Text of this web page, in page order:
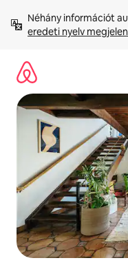
tartalomra
Néhány információt
eredeti nyelv